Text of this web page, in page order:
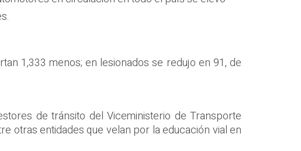
1,333 menos; en lesionados se redujo en 91, de
de tránsito del Viceministerio de Transporte
otras entidades que velan por la educación vial en